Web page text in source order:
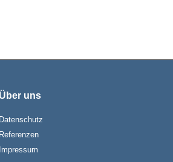
Über uns
Datenschutz
Referenzen
Impressum